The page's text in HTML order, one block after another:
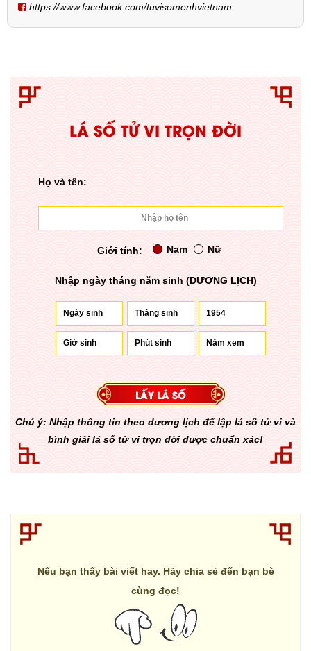
https://www.facebook.com/tuvisomenhvietnam
LÁ SỐ TỬ VI TRỌN ĐỜI
Họ và tên:
Giới tính: Nam Nữ
Nhập ngày tháng năm sinh (DƯƠNG LỊCH)
Chú ý: Nhập thông tin theo dương lịch để lập lá số tử vi và
bình giải lá số tử vi trọn đời được chuẩn xác!
Nếu bạn thấy bài viết hay. Hãy chia sẻ đến bạn bè
cùng đọc!